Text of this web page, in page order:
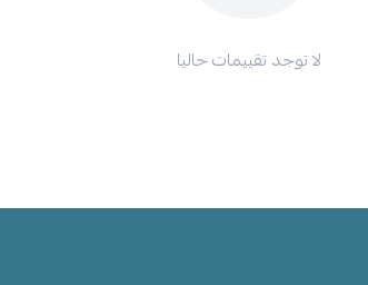
لا توجد تقييمات حاليا